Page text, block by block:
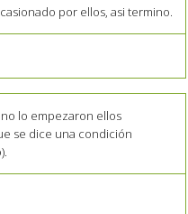
por ellos, asi termino.
lo empezaron ellos
se dice una condición